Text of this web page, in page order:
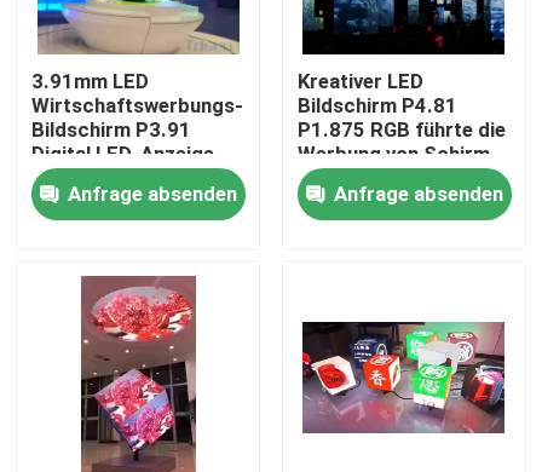
Heim
Videos
Über uns
3.91mm LED
Wirtschaftswerbungs-
Bildschirm P3.91
Digital LED-Anzeige
Anfrage absenden
Kreativer LED
Bildschirm P4.81
P1.875 RGB führte die
Werbung von Schirm
FCC
Anfrage absenden